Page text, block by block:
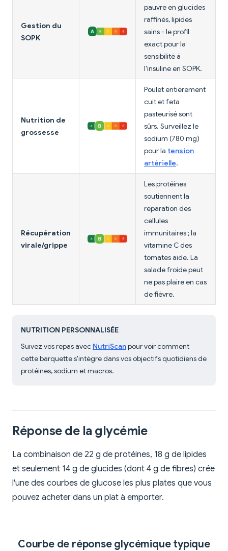
Gestion du
SOPK
pauvre en glucides
raffinés, lipides
sains - le profil
exact pour la
sensibilité à
l'insuline en SOPK.
Nutrition de
grossesse
Poulet entièrement
cuit et feta
pasteurisé sont
sûrs. Surveillez le
sodium (780 mg)
pour la tension
artérielle.
Récupération
virale/grippe
Les protéines
soutiennent la
réparation des
cellules
immunitaires ; la
vitamine C des
tomates aide. La
salade froide peut
ne pas plaire en cas
de fièvre.
NUTRITION PERSONNALISÉE
Suivez vos repas avec NutriScanpour voir comment
cette barquette s'intègre dans vos objectifs quotidiens de
protéines, sodium et macros.
Réponse de la glycémie
La combinaison de 22 g de protéines, 18 g de lipides
et seulement 14 g de glucides (dont 4 g de fibres) crée
l'une des courbes de glucose les plus plates que vous
pouvez acheter dans un plat à emporter.
Courbe de réponse glycémique typique